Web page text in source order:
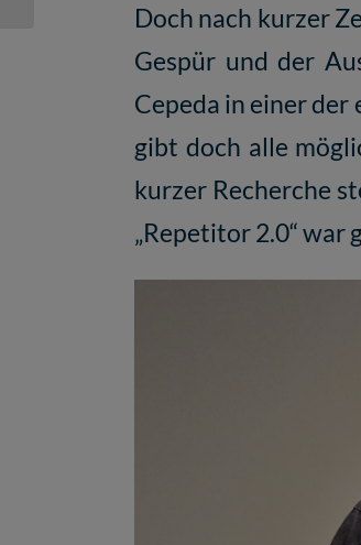
Doch nach kurzer
Gespür und der
Cepeda in einer
gibt doch alle
kurzer Recherche
„Repetitor 2.0“war